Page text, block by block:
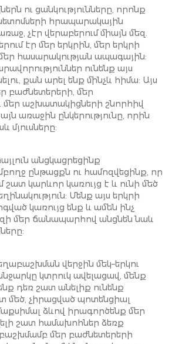
ու ցանկությունները, որոնք
հրապարակային
չէր վերաբերում միայն մեզ.
էր մեր երկրին, մեր երկրի
հասարակության ապագային:
ունենք այս
քան արել ենք մինչև հիմա: Այս
բաժնետերերի, մեր
աշխատակիցների շնորհիվ
առաջին ընկերությունը, որին
մյուսները:
անցկացրեցինք
ընթացքն ու համոզվեցինք, որ
շատ կարևոր կառույց է և ունի մեծ
Մենք այս երկրի
կառույց ենք և ամեն ինչ
մեր ճանապարհով անցնեն նաև
վերջին մեկ–երկու
կտրուկ ավելացավ, մենք
դեռ շատ անելիք ունենք
մեծ, չիրացված պոտենցիալ
ձևով իրագործենք մեր
շատ համախոհներ ձեռք
մեր բաժնետերերի